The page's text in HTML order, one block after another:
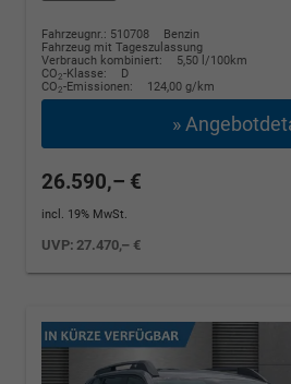
Fahrzeugnr.: 510708
Benzin
Fahrzeug mit Tageszulassung
Verbrauch kombiniert:
5,50 l/100km
CO2-Klasse:
D
CO2-Emissionen: 124,00 g/km
»
26.590,– €
incl. 19% MwSt.
UVP:27.470,– €